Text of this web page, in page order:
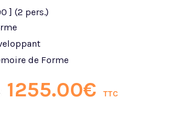
] (2 pers.)
de Forme
1255.00€ TTC